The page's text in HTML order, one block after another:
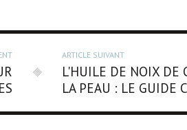
ARTICLE SUIVANT
L'HUILE DE NOIX DE
LA PEAU : LE GUIDE